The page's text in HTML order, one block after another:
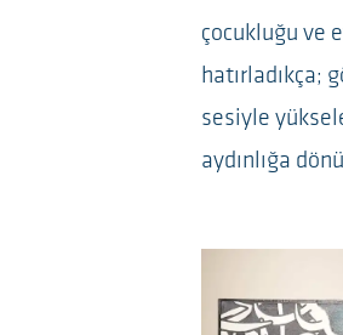
çocukluğu ve
hatırladıkça;
sesiyle
aydınlığa